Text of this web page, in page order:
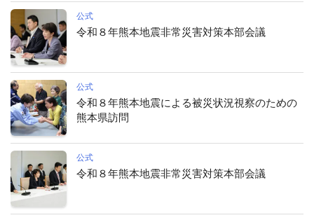
公式
令和８年熊本地震非常災害対策本部会議
公式
令和８年熊本地震による被災状況視察のための
熊本県訪問
公式
令和８年熊本地震非常災害対策本部会議